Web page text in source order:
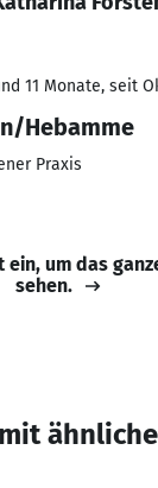
11 Monate, seit
Hebamme
Praxis
ein, um das
sehen.